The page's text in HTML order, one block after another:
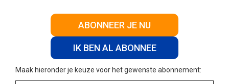
ABONNEER JE NU
IK BEN AL ABONNEE
Maak hieronder je keuze voor het gewenste abonnement: